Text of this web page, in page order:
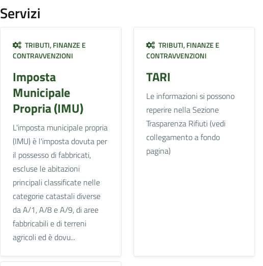
Servizi
TRIBUTI, FINANZE E
CONTRAVVENZIONI
Imposta
Municipale
Propria (IMU)
L'imposta municipale propria
(IMU) è l'imposta dovuta per
il possesso di fabbricati,
escluse le abitazioni
principali classificate nelle
categorie catastali diverse
da A/1, A/8 e A/9, di aree
fabbricabili e di terreni
agricoli ed è dovu...
TRIBUTI, FINANZE E
CONTRAVVENZIONI
TARI
Le informazioni si possono
reperire nella Sezione
Trasparenza Rifiuti (vedi
collegamento a fondo
pagina)